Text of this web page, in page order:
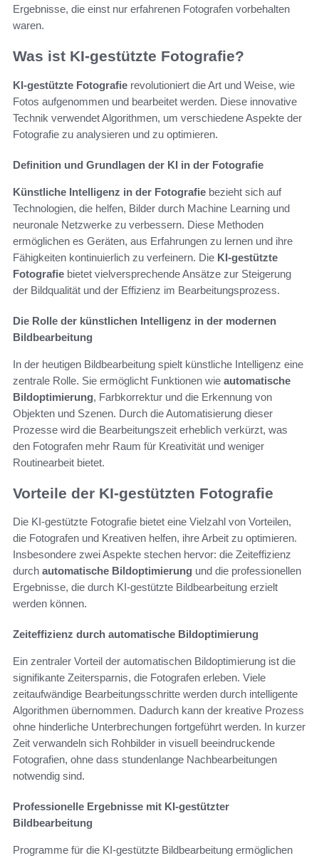
Ergebnisse, die einst nur erfahrenen Fotografen vorbehalten
waren.
Was ist KI-gestützte Fotografie?
KI-gestützte Fotografie revolutioniert die Art und Weise, wie
Fotos aufgenommen und bearbeitet werden. Diese innovative
Technik verwendet Algorithmen, um verschiedene Aspekte der
Fotografie zu analysieren und zu optimieren.
Definition und Grundlagen der KI in der Fotografie
Künstliche Intelligenz in der Fotografie bezieht sich auf
Technologien, die helfen, Bilder durch Machine Learning und
neuronale Netzwerke zu verbessern. Diese Methoden
ermöglichen es Geräten, aus Erfahrungen zu lernen und ihre
Fähigkeiten kontinuierlich zu verfeinern. Die KI-gestützte
Fotografie bietet vielversprechende Ansätze zur Steigerung
der Bildqualität und der Effizienz im Bearbeitungsprozess.
Die Rolle der künstlichen Intelligenz in der modernen
Bildbearbeitung
In der heutigen Bildbearbeitung spielt künstliche Intelligenz eine
zentrale Rolle. Sie ermöglicht Funktionen wie automatische
Bildoptimierung, Farbkorrektur und die Erkennung von
Objekten und Szenen. Durch die Automatisierung dieser
Prozesse wird die Bearbeitungszeit erheblich verkürzt, was
den Fotografen mehr Raum für Kreativität und weniger
Routinearbeit bietet.
Vorteile der KI-gestützten Fotografie
Die KI-gestützte Fotografie bietet eine Vielzahl von Vorteilen,
die Fotografen und Kreativen helfen, ihre Arbeit zu optimieren.
Insbesondere zwei Aspekte stechen hervor: die Zeiteffizienz
durch automatische Bildoptimierung und die professionellen
Ergebnisse, die durch KI-gestützte Bildbearbeitung erzielt
werden können.
Zeiteffizienz durch automatische Bildoptimierung
Ein zentraler Vorteil der automatischen Bildoptimierung ist die
signifikante Zeitersparnis, die Fotografen erleben. Viele
zeitaufwändige Bearbeitungsschritte werden durch intelligente
Algorithmen übernommen. Dadurch kann der kreative Prozess
ohne hinderliche Unterbrechungen fortgeführt werden. In kurzer
Zeit verwandeln sich Rohbilder in visuell beeindruckende
Fotografien, ohne dass stundenlange Nachbearbeitungen
notwendig sind.
Professionelle Ergebnisse mit KI-gestützter
Bildbearbeitung
Programme für die KI-gestützte Bildbearbeitung ermöglichen